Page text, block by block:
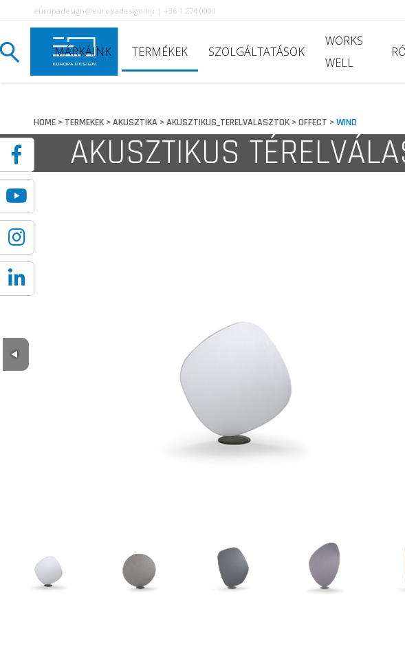
europadesign@europadesign.hu | +36 1 274 0001
MÁRKÁINK TERMÉKEK SZOLGÁLTATÁSOK
WORKS
WELL
HOME> TERMEKEK>AKUSZTIKA>AKUSZTIKUS_TERELVALASZTOK>OFFECT >WIND
AKUSZTIKUS